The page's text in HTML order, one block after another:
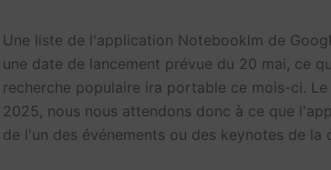
Une liste de l'application Notebooklm de
une date de lancement prévue du 20 mai, ce
recherche populaire ira portable ce mois-ci.
2025, nous nous attendons donc à ce que
de l'un des événements ou des keynotes de la